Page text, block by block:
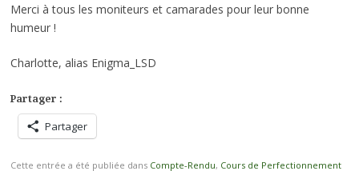
Merci à tous les moniteurs et camarades pour leur bonne
humeur !
Charlotte, alias Enigma_LSD
Partager :
Partager
Cette entrée a été publiée dans Compte-Rendu, Cours de Perfectionnement